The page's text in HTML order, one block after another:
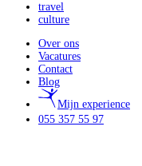
travel
culture
Over ons
Vacatures
Contact
Blog
Mijn experience
055 357 55 97